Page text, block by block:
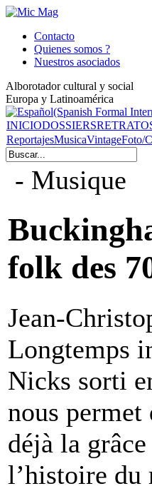
Contacto
Quienes somos ?
Nuestros asociados
Alborotador cultural y social
Europa y Latinoamérica
INICIODOSSIERS
ReportajesMusicaVintageFoto/
- Musique
folk des
Jean-
Longtemps
Nicks sorti
nous permet
déjà la
l’histoire